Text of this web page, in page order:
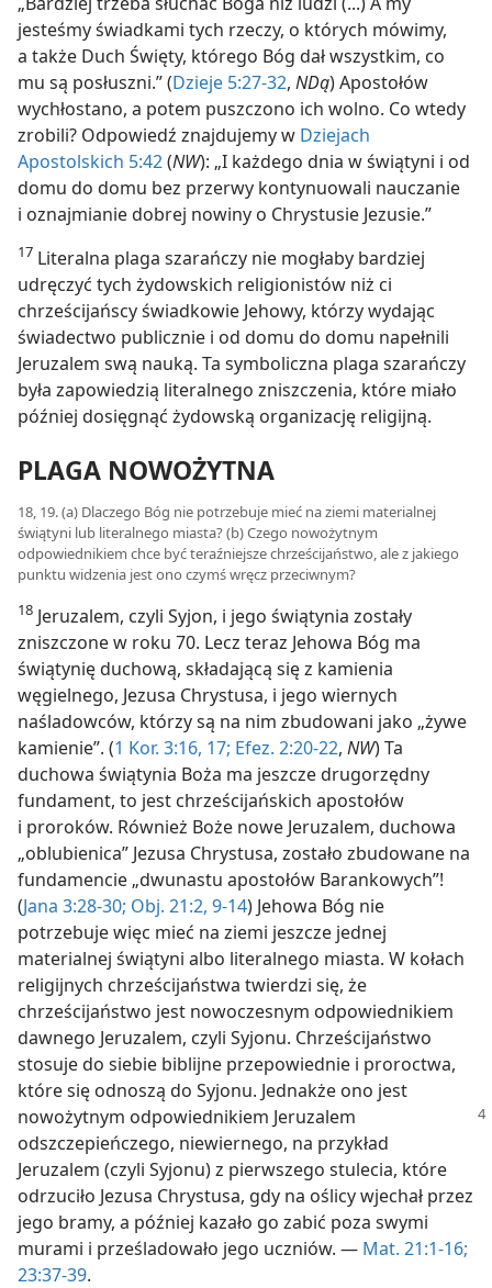
jesteśmy świadkami tych rzeczy, o których mówimy,
a także Duch Święty, którego Bóg dał wszystkim, co
mu są posłuszni.” (Dzieje 5:27-32, NDą) Apostołów
wychłostano, a potem puszczono ich wolno. Co wtedy
zrobili? Odpowiedź znajdujemy w Dziejach
Apostolskich 5:42(NW): „I każdego dnia w świątyni i od
domu do domu bez przerwy kontynuowali nauczanie
i oznajmianie dobrej nowiny o Chrystusie Jezusie.”
17 Literalna plaga szarańczy nie mogłaby bardziej
udręczyć tych żydowskich religionistów niż ci
chrześcijańscy świadkowie Jehowy, którzy wydając
świadectwo publicznie i od domu do domu napełnili
Jeruzalem swą nauką. Ta symboliczna plaga szarańczy
była zapowiedzią literalnego zniszczenia, które miało
później dosięgnąć żydowską organizację religijną.
PLAGA NOWOŻYTNA
18, 19. (a) Dlaczego Bóg nie potrzebuje mieć na ziemi materialnej
świątyni lub literalnego miasta? (b) Czego nowożytnym
odpowiednikiem chce być teraźniejsze chrześcijaństwo, ale z jakiego
punktu widzenia jest ono czymś wręcz przeciwnym?
18 Jeruzalem, czyli Syjon, i jego świątynia zostały
zniszczone w roku 70. Lecz teraz Jehowa Bóg ma
świątynię duchową, składającą się z kamienia
węgielnego, Jezusa Chrystusa, i jego wiernych
naśladowców, którzy są na nim zbudowani jako „żywe
kamienie”. (1 Kor. 3:16, 17; Efez. 2:20-22, NW) Ta
duchowa świątynia Boża ma jeszcze drugorzędny
fundament, to jest chrześcijańskich apostołów
i proroków. Również Boże nowe Jeruzalem, duchowa
„oblubienica” Jezusa Chrystusa, zostało zbudowane na
fundamencie „dwunastu apostołów Barankowych”!
(Jana 3:28-30; Obj. 21:2, 9-14) Jehowa Bóg nie
potrzebuje więc mieć na ziemi jeszcze jednej
materialnej świątyni albo literalnego miasta. W kołach
religijnych chrześcijaństwa twierdzi się, że
chrześcijaństwo jest nowoczesnym odpowiednikiem
dawnego Jeruzalem, czyli Syjonu. Chrześcijaństwo
stosuje do siebie biblijne przepowiednie i proroctwa,
które się odnoszą do Syjonu. Jednakże ono jest
nowożytnym odpowiednikiem Jeruzalem
odszczepieńczego, niewiernego, na przykład
Jeruzalem (czyli Syjonu) z pierwszego stulecia, które
odrzuciło Jezusa Chrystusa, gdy na oślicy wjechał przez
jego bramy, a później kazało go zabić poza swymi
murami i prześladowało jego uczniów. — Mat. 21:1-16;
23:37-39.